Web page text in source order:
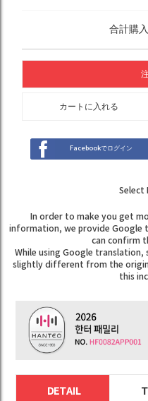
合計購
カートに入れる
Facebookでログイン
Select
In order to make you get
information, we provide Google
can confirm
While using Google
slightly different from the
this
DETAIL